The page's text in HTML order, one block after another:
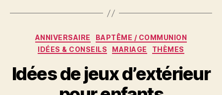
Catégories
ANNIVERSAIRE
BAPTÊME / COMMUNION
IDÉES & CONSEILS
MARIAGE THÈMES
Idées de jeux d’extérieur